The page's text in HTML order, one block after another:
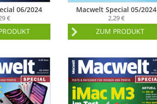
06/2024
€
Macwelt Special 05/2024
2,29 €
ZUM PRODUKT